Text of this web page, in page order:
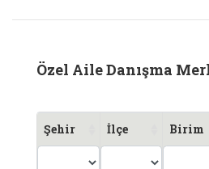
Özel Aile Danışma
Şehir İlçe Birim